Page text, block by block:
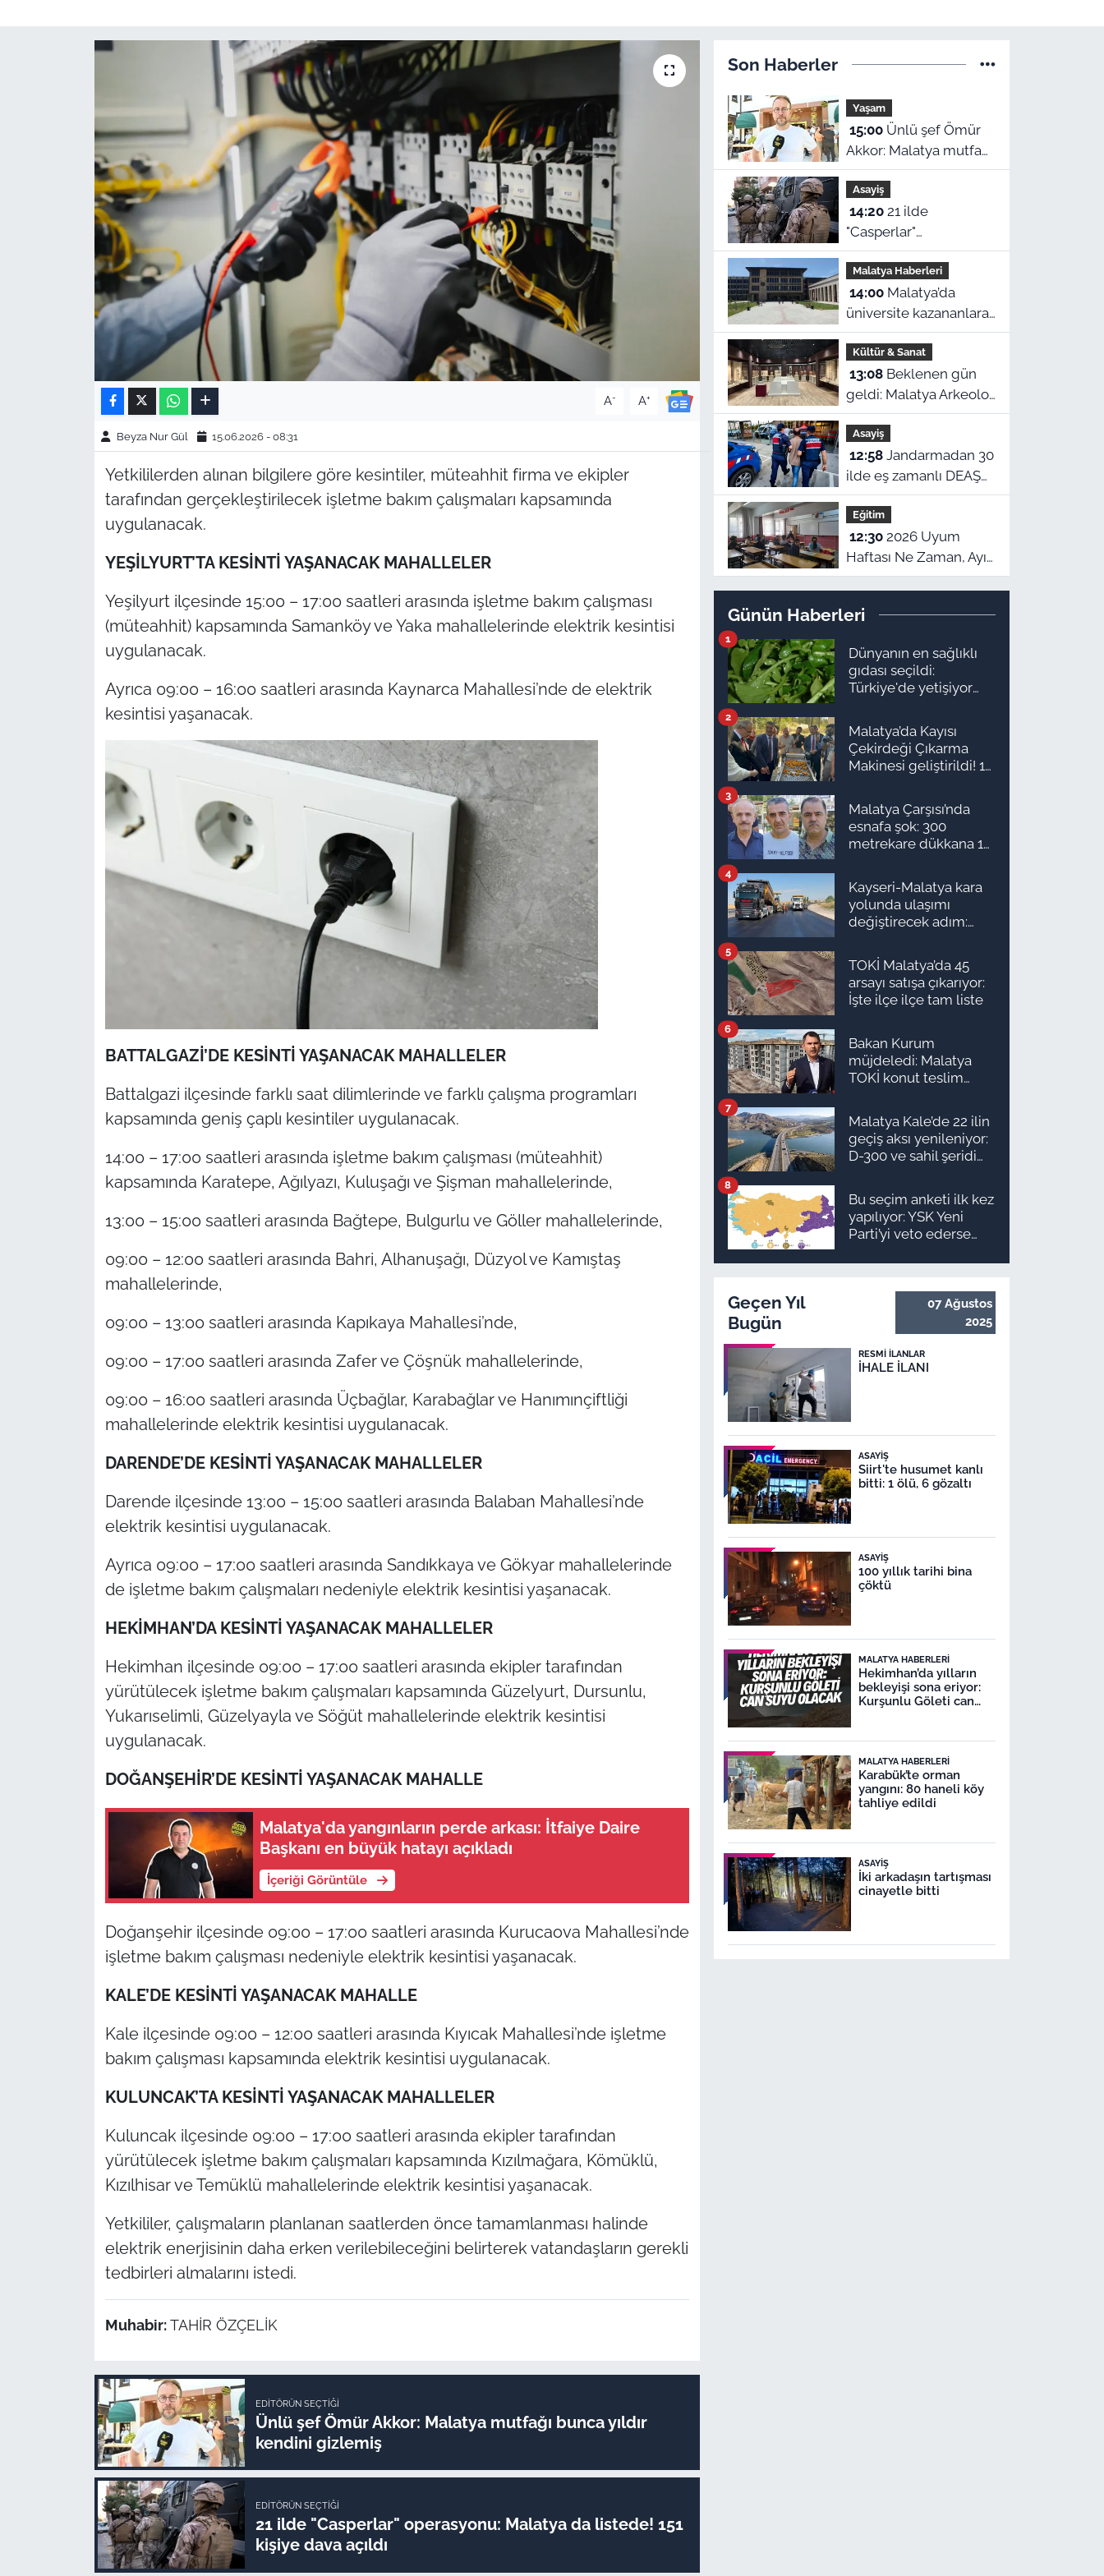
A- A+
Beyza Nur Gül 15.06.2026 - 08:31
Yetkililerden alınan bilgilere göre kesintiler, müteahhit firma ve ekipler
tarafından gerçekleştirilecek işletme bakım çalışmaları kapsamında
uygulanacak.
YEŞİLYURT’TA KESİNTİ YAŞANACAK MAHALLELER
Yeşilyurt ilçesinde 15:00 – 17:00 saatleri arasında işletme bakım çalışması
(müteahhit) kapsamında Samanköy ve Yaka mahallelerinde elektrik kesintisi
uygulanacak.
Ayrıca 09:00 – 16:00 saatleri arasında Kaynarca Mahallesi’nde de elektrik
kesintisi yaşanacak.
BATTALGAZİ’DE KESİNTİ YAŞANACAK MAHALLELER
Battalgazi ilçesinde farklı saat dilimlerinde ve farklı çalışma programları
kapsamında geniş çaplı kesintiler uygulanacak.
14:00 – 17:00 saatleri arasında işletme bakım çalışması (müteahhit)
kapsamında Karatepe, Ağılyazı, Kuluşağı ve Şişman mahallelerinde,
13:00 – 15:00 saatleri arasında Bağtepe, Bulgurlu ve Göller mahallelerinde,
09:00 – 12:00 saatleri arasında Bahri, Alhanuşağı, Düzyol ve Kamıştaş
mahallelerinde,
09:00 – 13:00 saatleri arasında Kapıkaya Mahallesi’nde,
09:00 – 17:00 saatleri arasında Zafer ve Çöşnük mahallelerinde,
09:00 – 16:00 saatleri arasında Üçbağlar, Karabağlar ve Hanımınçiftliği
mahallelerinde elektrik kesintisi uygulanacak.
DARENDE’DE KESİNTİ YAŞANACAK MAHALLELER
Darende ilçesinde 13:00 – 15:00 saatleri arasında Balaban Mahallesi’nde
elektrik kesintisi uygulanacak.
Ayrıca 09:00 – 17:00 saatleri arasında Sandıkkaya ve Gökyar mahallelerinde
de işletme bakım çalışmaları nedeniyle elektrik kesintisi yaşanacak.
HEKİMHAN’DA KESİNTİ YAŞANACAK MAHALLELER
Hekimhan ilçesinde 09:00 – 17:00 saatleri arasında ekipler tarafından
yürütülecek işletme bakım çalışmaları kapsamında Güzelyurt, Dursunlu,
Yukarıselimli, Güzelyayla ve Söğüt mahallelerinde elektrik kesintisi
uygulanacak.
DOĞANŞEHİR’DE KESİNTİ YAŞANACAK MAHALLE
Malatya'da yangınların perde arkası: İtfaiye Daire
Başkanı en büyük hatayı açıkladı
İçeriği Görüntüle
Doğanşehir ilçesinde 09:00 – 17:00 saatleri arasında Kurucaova Mahallesi’nde
işletme bakım çalışması nedeniyle elektrik kesintisi yaşanacak.
KALE’DE KESİNTİ YAŞANACAK MAHALLE
Kale ilçesinde 09:00 – 12:00 saatleri arasında Kıyıcak Mahallesi’nde işletme
bakım çalışması kapsamında elektrik kesintisi uygulanacak.
KULUNCAK’TA KESİNTİ YAŞANACAK MAHALLELER
Kuluncak ilçesinde 09:00 – 17:00 saatleri arasında ekipler tarafından
yürütülecek işletme bakım çalışmaları kapsamında Kızılmağara, Kömüklü,
Kızılhisar ve Temüklü mahallelerinde elektrik kesintisi yaşanacak.
Yetkililer, çalışmaların planlanan saatlerden önce tamamlanması halinde
elektrik enerjisinin daha erken verilebileceğini belirterek vatandaşların gerekli
tedbirleri almalarını istedi.
Muhabir: TAHİR ÖZÇELİK
EDITÖRÜN SEÇTIĞI
Ünlü şef Ömür Akkor: Malatya mutfağı bunca yıldır
kendini gizlemiş
EDITÖRÜN SEÇTIĞI
21 ilde "Casperlar" operasyonu: Malatya da listede! 151
kişiye dava açıldı
Son Haberler
Yaşam
15:00Ünlü şef Ömür
Akkor: Malatya mutfağı
bunca yıldır kendini
gizlemiş
Asayiş
14:2021 ilde
"Casperlar"
operasyonu: Malatya
da listede! 151 kişiye
dava açıldı
Malatya Haberleri
14:00Malatya’da
üniversite kazananlara
aylık 13 bin 750 TL:
Kimler başvurabilir?
Kültür & Sanat
13:08Beklenen gün
geldi: Malatya Arkeoloji
Müzesinde binlerce
yıllık eserler görücüye
çıkıyor
Asayiş
12:58Jandarmadan 30
ilde eş zamanlı DEAŞ
operasyonu: 104
şüpheli yakalandı!
Eğitim
12:302026 Uyum
Haftası Ne Zaman, Ayın
Kaçında Başlıyor? MEB
Uyum Eğitimi Tarihleri
Günün Haberleri
Dünyanın en sağlıklı
gıdası seçildi:
Türkiye'de yetişiyor
bakmıyor
1
Malatya’da Kayısı
Çekirdeği Çıkarma
Makinesi geliştirildi! 16
2
Malatya Çarşısı’nda
esnafa şok: 300
metrekare dükkana 1
3
Kayseri-Malatya kara
yolunda ulaşımı
değiştirecek adım:
4
TOKİ Malatya’da 45
arsayı satışa çıkarıyor:
İşte ilçe ilçe tam liste
5
Bakan Kurum
müjdeledi: Malatya
TOKİ konut teslim
ilçe ilçe teslimat
takvimi ve ödeme
planı
6
Malatya Kale’de 22 ilin
geçiş aksı yenileniyor:
D-300 ve sahil şeridi
7
Bu seçim anketi ilk kez
yapılıyor: YSK Yeni
Parti’yi veto ederse
olur?
8
Geçen Yıl
Bugün
07 Ağustos
2025
RESMI İLANLAR
İHALE İLANI
ASAYIŞ
Siirt'te husumet kanlı
bitti: 1 ölü, 6 gözaltı
ASAYIŞ
100 yıllık tarihi bina
çöktü
MALATYA HABERLERI
Hekimhan’da yılların
bekleyişi sona eriyor:
Kurşunlu Göleti can
MALATYA HABERLERI
Karabük’te orman
yangını: 80 haneli köy
tahliye edildi
ASAYIŞ
İki arkadaşın tartışması
cinayetle bitti